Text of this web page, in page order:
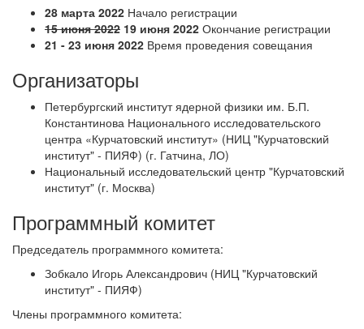
28 марта 2022 Начало регистрации
15 июня 2022 19 июня 2022 Окончание регистрации
21 - 23 июня 2022 Время проведения совещания
Организаторы
Петербургский институт ядерной физики им. Б.П.
Константинова Национального исследовательского
центра «Курчатовский институт» (НИЦ "Курчатовский
институт" - ПИЯФ) (г. Гатчина, ЛО)
Национальный исследовательский центр "Курчатовский
институт" (г. Москва)
Программный комитет
Председатель программного комитета:
Зобкало Игорь Александрович (НИЦ "Курчатовский
институт" - ПИЯФ)
Члены программного комитета: